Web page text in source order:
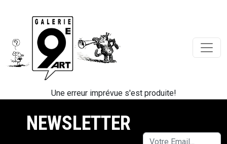
Une erreur imprévue s'est produite!
NEWSLETTER